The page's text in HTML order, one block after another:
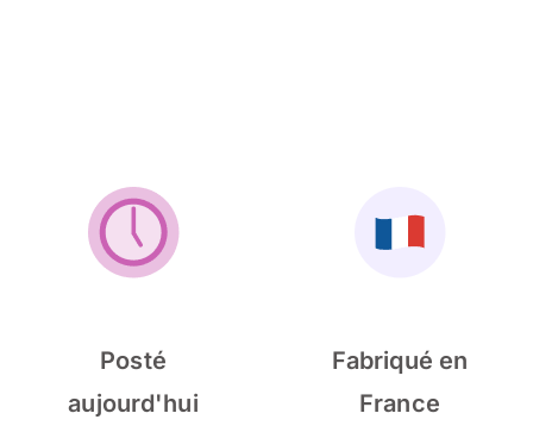
Posté
aujourd'hui
Fabriqué en
France